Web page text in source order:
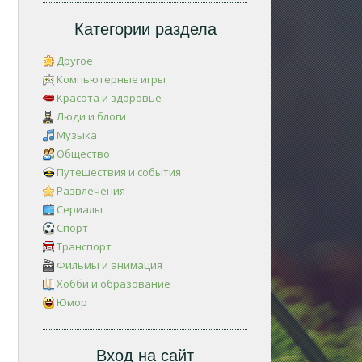
Категории раздела
Другое
Компьютерные игры
Красота и здоровье
Люди и блоги
Музыка
Общество
Путешествия и события
Развлечения
Сериалы
Спорт
Транспорт
Фильмы и анимация
Хобби и образование
Юмор
Вход на сайт